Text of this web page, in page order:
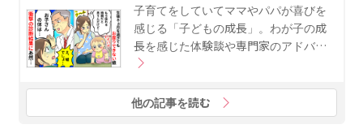
子育てをしていてママやパパが喜びを
感じる「子どもの成長」。わが子の成
長を感じた体験談や専門家のアドバ…
他の記事を読む